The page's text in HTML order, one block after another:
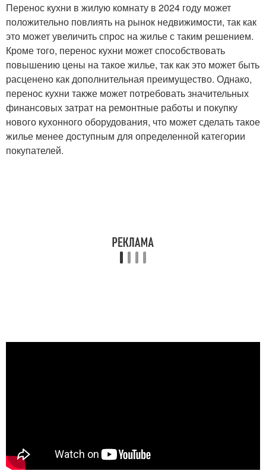
Перенос кухни в жилую комнату в 2024 году может
положительно повлиять на рынок недвижимости, так как
это может увеличить спрос на жилье с таким решением.
Кроме того, перенос кухни может способствовать
повышению цены на такое жилье, так как это может быть
расценено как дополнительная преимущество. Однако,
перенос кухни также может потребовать значительных
финансовых затрат на ремонтные работы и покупку
нового кухонного оборудования, что может сделать такое
жилье менее доступным для определенной категории
покупателей.